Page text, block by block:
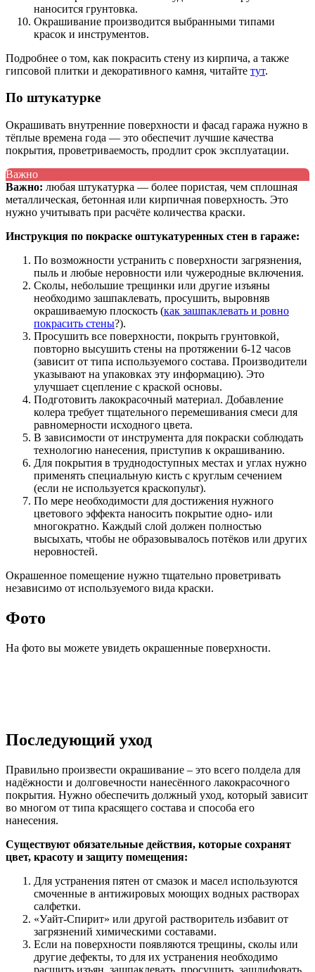
наносится грунтовка.
Окрашивание производится выбранными типами
красок и инструментов.
Подробнее о том, как покрасить стену из кирпича, а также
гипсовой плитки и декоративного камня, читайте тут.
По штукатурке
Окрашивать внутренние поверхности и фасад гаража нужно в
тёплые времена года — это обеспечит лучшие качества
покрытия, проветриваемость, продлит срок эксплуатации.
Важно
Важно: любая штукатурка — более пористая, чем сплошная
металлическая, бетонная или кирпичная поверхность. Это
нужно учитывать при расчёте количества краски.
Инструкция по покраске оштукатуренных стен в гараже:
По возможности устранить с поверхности загрязнения,
пыль и любые неровности или чужеродные включения.
Сколы, небольшие трещинки или другие изъяны
необходимо зашпаклевать, просушить, выровняв
окрашиваемую плоскость (как зашпаклевать и ровно
покрасить стены?).
Просушить все поверхности, покрыть грунтовкой,
повторно высушить стены на протяжении 6-12 часов
(зависит от типа используемого состава. Производители
указывают на упаковках эту информацию). Это
улучшает сцепление с краской основы.
Подготовить лакокрасочный материал. Добавление
колера требует тщательного перемешивания смеси для
равномерности исходного цвета.
В зависимости от инструмента для покраски соблюдать
технологию нанесения, приступив к окрашиванию.
Для покрытия в труднодоступных местах и углах нужно
применять специальную кисть с круглым сечением
(если не используется краскопульт).
По мере необходимости для достижения нужного
цветового эффекта наносить покрытие одно- или
многократно. Каждый слой должен полностью
высыхать, чтобы не образовывалось потёков или других
неровностей.
Окрашенное помещение нужно тщательно проветривать
независимо от используемого вида краски.
Фото
На фото вы можете увидеть окрашенные поверхности.
Последующий уход
Правильно произвести окрашивание – это всего полдела для
надёжности и долговечности нанесённого лакокрасочного
покрытия. Нужно обеспечить должный уход, который зависит
во многом от типа красящего состава и способа его
нанесения.
Существуют обязательные действия, которые сохранят
цвет, красоту и защиту помещения:
Для устранения пятен от смазок и масел используются
смоченные в антижировых моющих водных растворах
салфетки.
«Уайт-Спирит» или другой растворитель избавит от
загрязнений химическими составами.
Если на поверхности появляются трещины, сколы или
другие дефекты, то для их устранения необходимо
расшить изъян, зашпаклевать, просушить, зашлифовать